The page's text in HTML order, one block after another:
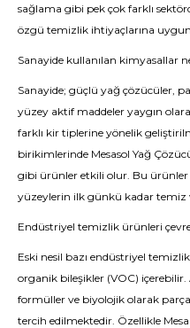
sağlama gibi pek çok farklı
özgü temizlik ihtiyaçlarına
Sanayide kullanılan kimyasallar
Sanayide; güçlü yağ çözücüler,
yüzey aktif maddeler yaygın
farklı kir tiplerine yönelik
birikimlerinde Mesasol Yağ
gibi ürünler etkili olur. Bu ürünler
yüzeylerin ilk günkü kadar temiz
Endüstriyel temizlik ürünleri
Eski nesil bazı endüstriyel
organik bileşikler (VOC)
formüller ve biyolojik olarak
tercih edilmektedir. Özellikle